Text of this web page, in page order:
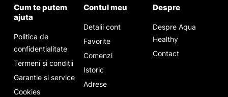
Cum te putem
ajuta
Politica de
confidentialitate
Termeni și condiții
Garantie si service
Cookies
Contul meu
Detalii cont
Favorite
Comenzi
Istoric
Adrese
Despre
Despre Aqua
Healthy
Contact